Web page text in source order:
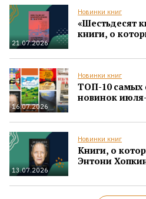
21.07.2026
Новинки книг
«Шестьдесят
книги, о
16.07.2026
Новинки книг
ТОП-10
новинок
13.07.2026
Новинки книг
Книги, о
Энтони